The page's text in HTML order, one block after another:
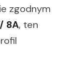
zgodnym
8A, ten